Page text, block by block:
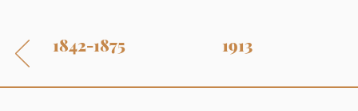
1842-1875 1913